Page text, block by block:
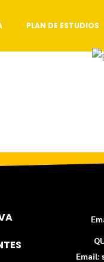
PLAN DE ESTUDIOS
Email: